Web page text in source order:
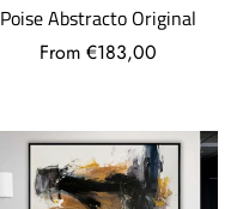
Poise Abstracto Original
From €183,00